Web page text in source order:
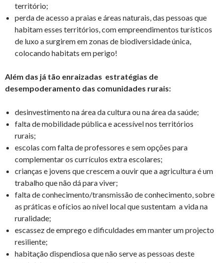
território;
perda de acesso a praias e áreas naturais, das pessoas que
habitam esses territórios, com empreendimentos turísticos
de luxo a surgirem em zonas de biodiversidade única,
colocando habitats em perigo!
Além das já tão enraizadas estratégias de
desempoderamento das comunidades rurais:
desinvestimento na área da cultura ou na área da saúde;
falta de mobilidade pública e acessível nos territórios
rurais;
escolas com falta de professores e sem opções para
complementar os currículos extra escolares;
crianças e jovens que crescem a ouvir que a agricultura é um
trabalho que não dá para viver;
falta de conhecimento/transmissão de conhecimento, sobre
as práticas e ofícios ao nível local que sustentam a vida na
ruralidade;
escassez de emprego e dificuldades em manter um projecto
resiliente;
habitação dispendiosa que não serve as pessoas deste